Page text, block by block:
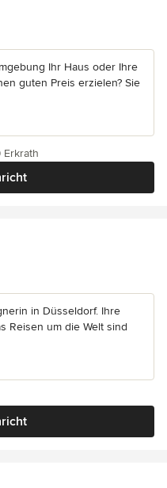
5 Sternen
Ihr Haus oder Ihre
guten Preis erzielen? Sie
5 Sternen
in Düsseldorf. Ihre
Reisen um die Welt sind